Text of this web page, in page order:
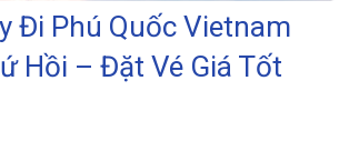
Đi Phú Quốc Vietnam
Hồi – Đặt Vé Giá Tốt